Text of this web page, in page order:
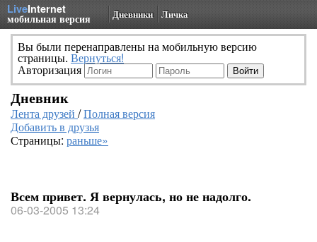
LiveInternet
мобильная версия Дневники Личка
Вы были перенаправлены на мобильную версию
страницы. Вернуться!
Авторизация
Дневник
Лента друзей /Полная версия
Добавить в друзья
Страницы: раньше»
Всем привет. Я вернулась, но не надолго.
06-03-2005 13:24